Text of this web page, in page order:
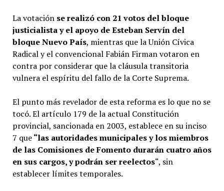
La votación se realizó con 21 votos del bloque
justicialista y el apoyo de Esteban Servín del
bloque Nuevo País, mientras que la Unión Cívica
Radical y el convencional Fabián Firman votaron en
contra por considerar que la cláusula transitoria
vulnera el espíritu del fallo de la Corte Suprema.
El punto más revelador de esta reforma es lo que no se
tocó. El artículo 179 de la actual Constitución
provincial, sancionada en 2003, establece en su inciso
7 que“las autoridades municipales y los miembros
de las Comisiones de Fomento durarán cuatro años
en sus cargos, y podrán ser reelectos“, sin
establecer límites temporales.